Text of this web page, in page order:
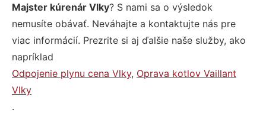
Majster kúrenár Vlky? S nami sa o výsledok
nemusíte obávať. Neváhajte a kontaktujte nás pre
viac informácií. Prezrite si aj ďalšie naše služby, ako
napríklad
Odpojenie plynu cena Vlky, Oprava kotlov Vaillant
Vlky
.